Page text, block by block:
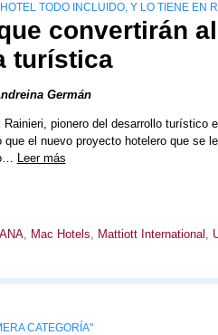
TODO INCLUIDO, Y LO TIENE EN
convertirán
turística
Germán
Rainieri, pionero del desarrollo turístico
que el nuevo proyecto hotelero que se
Leer más
, Mac Hotels Mattiott International
CATEGORÍA"